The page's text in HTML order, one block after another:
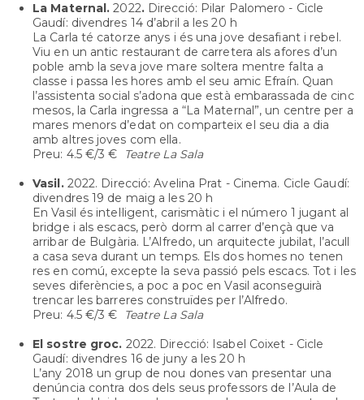
La Maternal. 2022. Direcció: Pilar Palomero - Cicle
Gaudí: divendres 14 d’abril a les 20 h
La Carla té catorze anys i és una jove desafiant i rebel.
Viu en un antic restaurant de carretera als afores d’un
poble amb la seva jove mare soltera mentre falta a
classe i passa les hores amb el seu amic Efraín. Quan
l’assistenta social s’adona que està embarassada de cinc
mesos, la Carla ingressa a “La Maternal”, un centre per a
mares menors d’edat on comparteix el seu dia a dia
amb altres joves com ella.
Preu: 4.5 €/3 €
Teatre La Sala
Vasil.2022. Direcció: Avelina Prat - Cinema. Cicle Gaudí:
divendres 19 de maig a les 20 h
En Vasil és intel·ligent, carismàtic i el número 1 jugant al
bridge i als escacs, però dorm al carrer d’ençà que va
arribar de Bulgària. L’Alfredo, un arquitecte jubilat, l’acull
a casa seva durant un temps. Els dos homes no tenen
res en comú, excepte la seva passió pels escacs. Tot i les
seves diferències, a poc a poc en Vasil aconseguirà
trencar les barreres construïdes per l’Alfredo.
Preu: 4.5 €/3 €
Teatre La Sala
El sostre groc. 2022. Direcció: Isabel Coixet - Cicle
Gaudí: divendres 16 de juny a les 20 h
L’any 2018 un grup de nou dones van presentar una
denúncia contra dos dels seus professors de l’Aula de